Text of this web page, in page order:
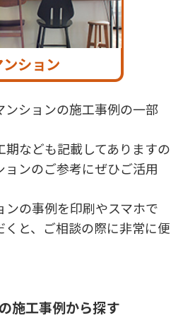
ンション
ンションの施工事例の一部
なども記載してありますの
ンのご参考にぜひご活用
ンの事例を印刷やスマホで
くと、ご相談の際に非常に便
施工事例から探す